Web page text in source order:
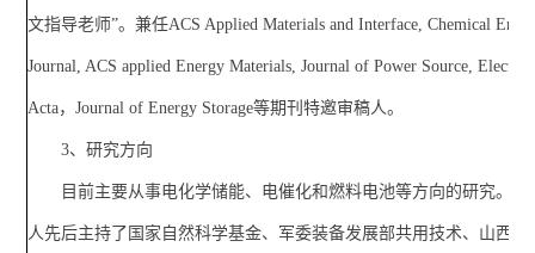
文指导老师”。兼任ACS Applied Materials and Interface, Chemical
Journal, ACS applied Energy Materials, Journal of Power Source,
Acta，Journal of Energy Storage等期刊特邀审稿人。
3、研究方向
目前主要从事电化学储能、电催化和燃料电池等方向的研究。作
人先后主持了国家自然科学基金、军委装备发展部共用技术、山西省